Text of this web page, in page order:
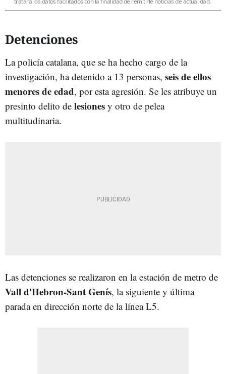
Detenciones
La policía catalana, que se ha hecho cargo de la
investigación, ha detenido a 13 personas, seis de ellos
menores de edad, por esta agresión. Se les atribuye un
presinto delito de lesiones y otro de pelea
multitudinaria.
Las detenciones se realizaron en la estación de metro de
Vall d'Hebron-Sant Genís, la siguiente y última
parada en dirección norte de la línea L5.